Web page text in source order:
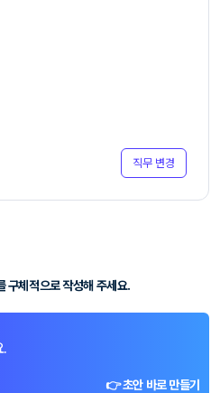
직무 변경
구체적으로 작성해 주세요.
.
👉 초안 바로 만들기